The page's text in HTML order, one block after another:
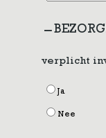
verplicht
Ja
Nee